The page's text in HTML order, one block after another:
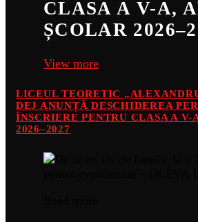
CLASA A V-A,
ȘCOLAR
View more
LICEUL TEORETIC
DEJ ANUNȚĂ DESCHIDEREA
ÎNSCRIERE PENTRU CLASA A V-
2026–2027